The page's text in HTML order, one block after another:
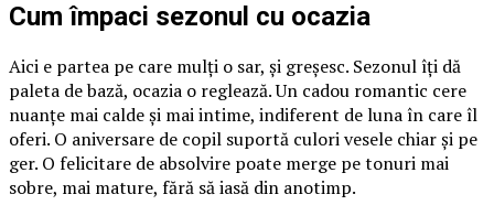
Cum împaci sezonul cu ocazia
Aici e partea pe care mulți o sar, și greșesc. Sezonul îți dă
paleta de bază, ocazia o reglează. Un cadou romantic cere
nuanțe mai calde și mai intime, indiferent de luna în care îl
oferi. O aniversare de copil suportă culori vesele chiar și pe
ger. O felicitare de absolvire poate merge pe tonuri mai
sobre, mai mature, fără să iasă din anotimp.